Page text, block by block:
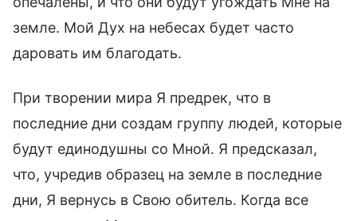
земле. Мой Дух на небесах будет часто
даровать им благодать.
При творении мира Я предрек, что в
последние дни создам группу людей, которые
будут единодушны со Мной. Я предсказал,
что, учредив образец на земле в последние
дни, Я вернусь в Свою обитель. Когда все